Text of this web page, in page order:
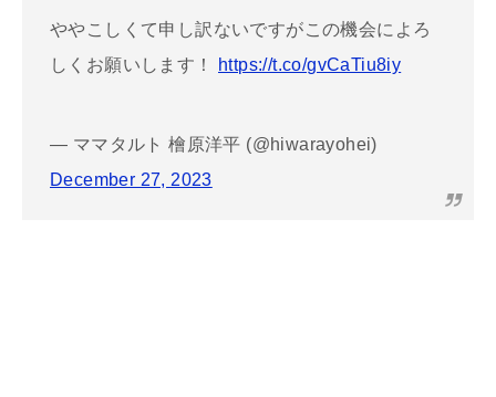
ややこしくて申し訳ないですがこの機会によろ
しくお願いします！
https://t.co/gvCaTiu8iy
— ママタルト 檜原洋平 (@hiwarayohei)
December 27, 2023